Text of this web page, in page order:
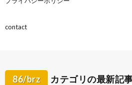
contact
86/brz カテゴリの最新記